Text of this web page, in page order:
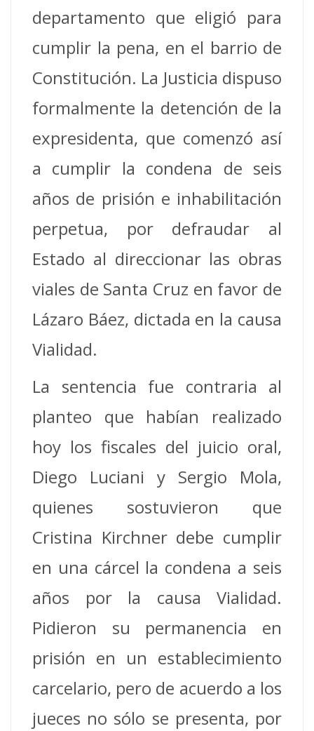
departamento que eligió para
cumplir la pena, en el barrio de
Constitución. La Justicia dispuso
formalmente la detención de la
expresidenta, que comenzó así
a cumplir la condena de seis
años de prisión e inhabilitación
perpetua, por defraudar al
Estado al direccionar las obras
viales de Santa Cruz en favor de
Lázaro Báez, dictada en la causa
Vialidad.
La sentencia fue contraria al
planteo que habían realizado
hoy los fiscales del juicio oral,
Diego Luciani y Sergio Mola,
quienes sostuvieron que
Cristina Kirchner debe cumplir
en una cárcel la condena a seis
años por la causa Vialidad.
Pidieron su permanencia en
prisión en un establecimiento
carcelario, pero de acuerdo a los
jueces no sólo se presenta, por